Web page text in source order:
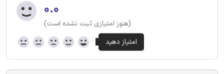
۰.۰
(هنوز امتیازی ثبت نشده است)